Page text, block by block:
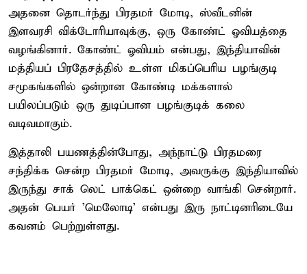
அதனை தொடர்ந்து பிரதமர் மோடி, ஸ்வீடனின்
இளவரசி விக்டோரியாவுக்கு, ஒரு கோண்ட் ஓவியத்தை
வழங்கினார். கோண்ட் ஓவியம் என்பது, இந்தியாவின்
மத்தியப் பிரதேசத்தில் உள்ள மிகப்பெரிய பழங்குடி
சமூகங்களில் ஒன்றான கோண்டி மக்களால்
பயிலப்படும் ஒரு துடிப்பான பழங்குடிக் கலை
வடிவமாகும்.
இத்தாலி பயணத்தின்போது, அந்நாட்டு பிரதமரை
சந்திக்க சென்ற பிரதமர் மோடி, அவருக்கு இந்தியாவில்
இருந்து சாக் லெட் பாக்கெட் ஒன்றை வாங்கி சென்றார்.
அதன் பெயர் 'மெலோடி' என்பது இரு நாட்டினரிடையே
கவனம் பெற்றுள்ளது.